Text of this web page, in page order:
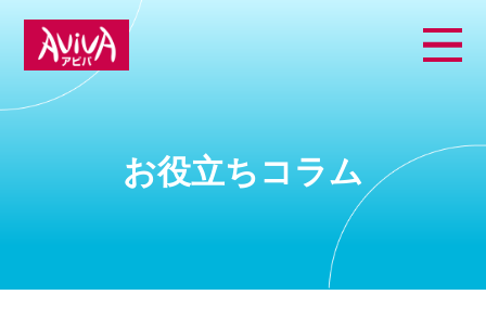
お役立ちコラム